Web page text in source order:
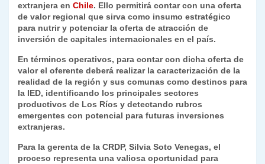
extranjera en Chile. Ello permitirá contar con una oferta
de valor regional que sirva como insumo estratégico
para nutrir y potenciar la oferta de atracción de
inversión de capitales internacionales en el país.
En términos operativos, para contar con dicha oferta de
valor el oferente deberá realizar la caracterización de la
realidad de la región y sus comunas como destinos para
la IED, identificando los principales sectores
productivos de Los Ríos y detectando rubros
emergentes con potencial para futuras inversiones
extranjeras.
Para la gerenta de la CRDP, Silvia Soto Venegas, el
proceso representa una valiosa oportunidad para